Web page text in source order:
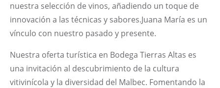
nuestra selección de vinos, añadiendo un toque de
innovación a las técnicas y sabores.Juana María es un
vínculo con nuestro pasado y presente.
Nuestra oferta turística en Bodega Tierras Altas es
una invitación al descubrimiento de la cultura
vitivinícola y la diversidad del Malbec. Fomentando la